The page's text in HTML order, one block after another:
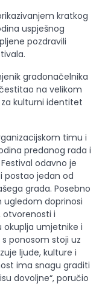
kratkog
uspješnog
pozdravili
gradonačelnika
na velikom
kulturni identitet
timu i
predanog rada i
odavno je
postao jedan od
grada. Posebno
ugledom doprinosi
otvorenosti i
umjetnike i
s ponosom stoji uz
ljude, kulture i
ima snagu graditi
dovoljne“, poručio